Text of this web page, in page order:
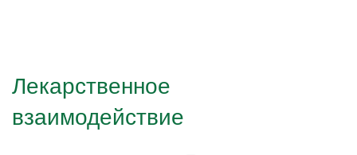
Лекарственное
взаимодействие